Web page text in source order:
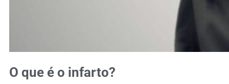
O que é o infarto?